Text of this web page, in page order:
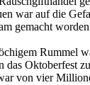
war auf die
gemacht
Rummel
das Oktoberfest
von vier